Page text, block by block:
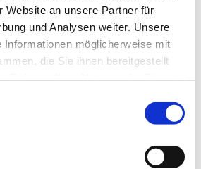
Website an unsere Partner für
und Analysen weiter. Unsere
Informationen möglicherweise mit
die Sie ihnen bereitgestellt
März 2027, 18:30 Uhr
Bahnhofstraße 38,